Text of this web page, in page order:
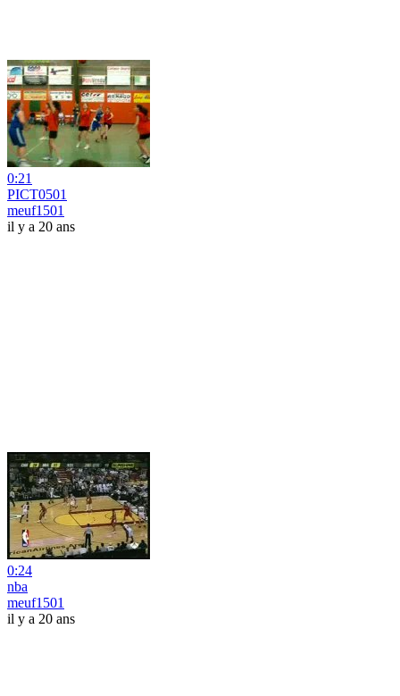
0:21
PICT0501
meuf1501
il y a 20 ans
0:24
nba
meuf1501
il y a 20 ans